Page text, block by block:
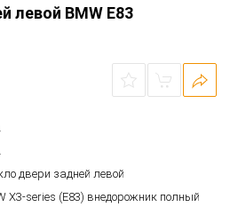
левой BMW E83
двери задней левой
X3-series (E83) внедорожник полный